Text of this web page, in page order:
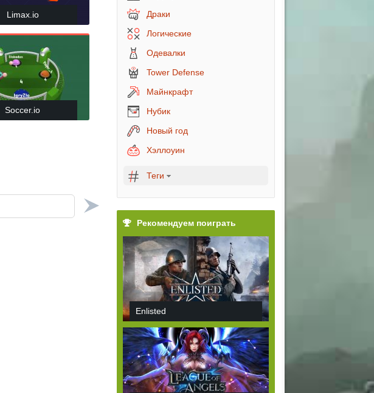
Limax.io
Soccer.io
Драки
Логические
Одевалки
Tower Defense
Майнкрафт
Нубик
Новый год
Хэллоуин
Теги
Рекомендуем поиграть
Enlisted